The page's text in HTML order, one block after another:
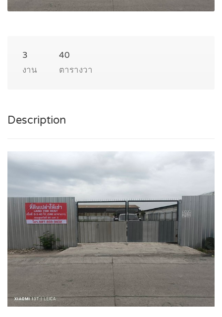
3
งาน
40
ตารางวา
Description